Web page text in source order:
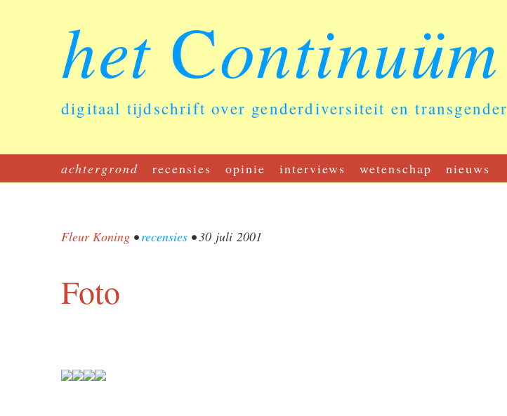
het Continuüm
digitaal tijdschrift over genderdiversiteit en transgender
achtergrond recensies opinie interviews wetenschap nieuws
Fleur Koning •recensies •30 juli 2001
Foto